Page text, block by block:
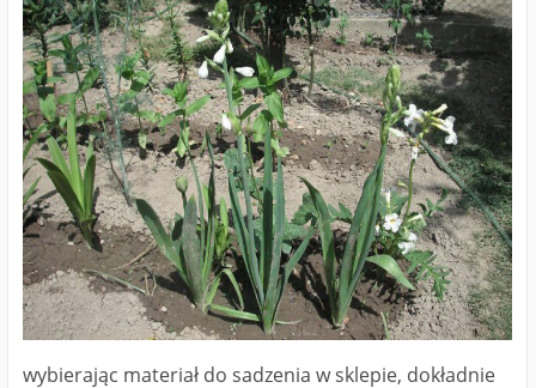
wybierając materiał do sadzenia w sklepie, dokładnie